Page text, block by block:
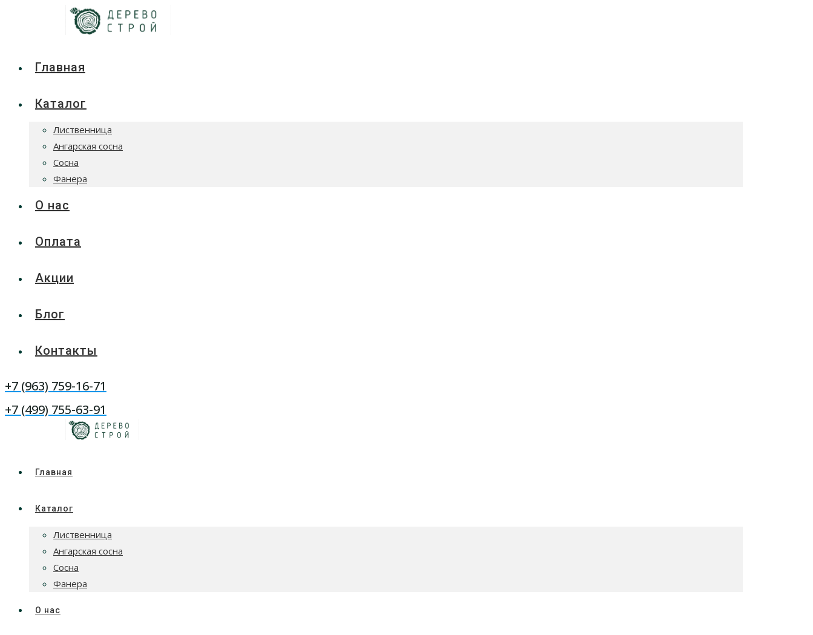
Главная
Каталог
Лиственница
Ангарская сосна
Сосна
Фанера
О нас
Оплата
Акции
Блог
Контакты
Telegram
WhatsApp
+7 (963) 759-16-71
+7 (499) 755-63-91
Главная
Каталог
Лиственница
Ангарская сосна
Сосна
Фанера
О нас